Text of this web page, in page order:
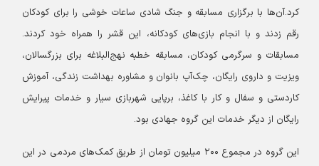
کرد.آن‌ها با برگزاری مسابقه و جنگ شادی ساعات خوشی را برای کودکان
رقم زدند و با انجام بازی‌های کودکانه، این قشر را همراه خود کردند.
مسابقات و سرگرمی کودکان، مسابقه خطبه نهج‌البلاغه برای بزرگسالان،
ویزیت و داروی رایگان، چک‌آپ بانوان و مشاوره بهداشت زندگی، آموزش
کاردستی و سفال و کار با کاغذ، برپایی شهربازی سیار و خدمات پیرایش
رایگان از دیگر خدمات این گروه جهادی بود.
این گروه در مجموع ۲۰۰ میلیون تومان از طریق کمک‌های مردمی در این